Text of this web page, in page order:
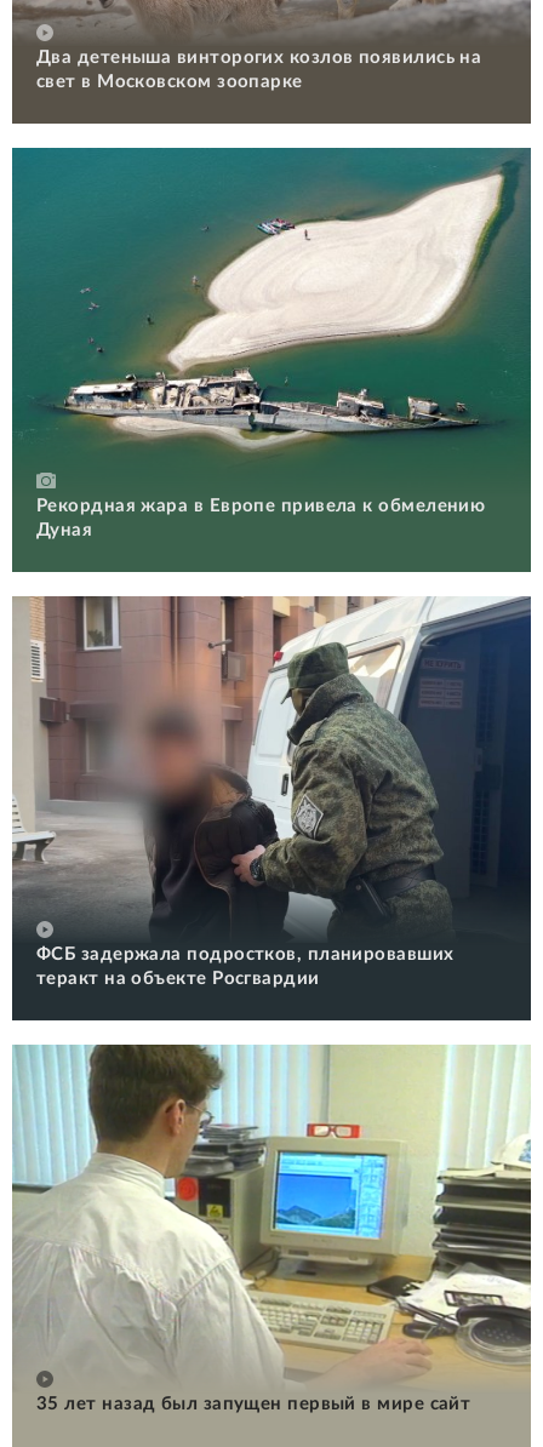
Два детеныша винторогих козлов появились на
свет в Московском зоопарке
Рекордная жара в Европе привела к обмелению
Дуная
ФСБ задержала подростков, планировавших
теракт на объекте Росгвардии
35 лет назад был запущен первый в мире сайт